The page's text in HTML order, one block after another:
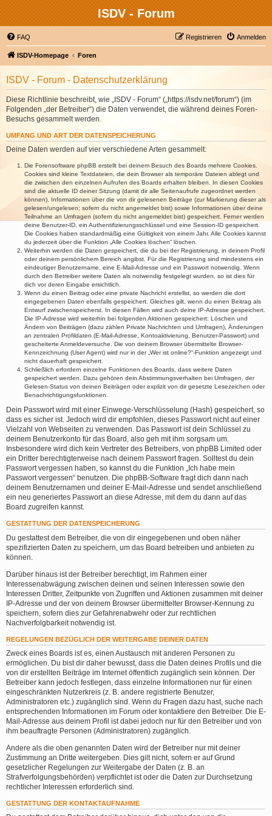
ISDV - Forum
FAQ Anmelden
Registrieren
ISDV-Homepage Foren
ISDV - Forum - Datenschutzerklärung
Diese Richtlinie beschreibt, wie „ISDV - Forum“ („https://isdv.net/forum“) (im
Folgenden „der Betreiber“) die Daten verwendet, die während deines Foren-
Besuchs gesammelt werden.
UMFANG UND ART DER DATENSPEICHERUNG
Deine Daten werden auf vier verschiedene Arten gesammelt:
Die Forensoftware phpBB erstellt bei deinem Besuch des Boards mehrere Cookies.
Cookies sind kleine Textdateien, die dein Browser als temporäre Dateien ablegt und
die zwischen den einzelnen Aufrufen des Boards erhalten bleiben. In diesen Cookies
sind die aktuelle ID deiner Sitzung (damit dir alle Seitenaufrufe zugeordnet werden
können), Informationen über die von dir gelesenen Beiträge (zur Markierung dieser als
gelesen/ungelesen; sofern du nicht angemeldet bist) sowie Informationen über deine
Teilnahme an Umfragen (sofern du nicht angemeldet bist) gespeichert. Ferner werden
deine Benutzer-ID, ein Authentifizierungsschlüssel und eine Session-ID gespeichert.
Die Cookies haben standardmäßig eine Gültigkeit von einem Jahr. Alle Cookies kannst
du jederzeit über die Funktion „Alle Cookies löschen“ löschen.
Weiterhin werden die Daten gespeichert, die du bei der Registrierung, in deinem Profil
oder deinem persönlichem Bereich angibst. Für die Registrierung sind mindestens ein
eindeutiger Benutzername, eine E-Mail-Adresse und ein Passwort notwendig. Wenn
durch den Betreiber weitere Daten als notwendig festgelegt wurden, so ist dies für
dich vor deren Eingabe ersichtlich.
Wenn du einen Beitrag oder eine private Nachricht erstellst, so werden die dort
eingegebenen Daten ebenfalls gespeichert. Gleiches gilt, wenn du einen Beitrag als
Entwurf zwischenspeicherst. In diesen Fällen wird auch deine IP-Adresse gespeichert.
Die IP-Adresse wird weiterhin bei folgenden Aktionen gespeichert: Löschen und
Ändern von Beiträgen (dazu zählen Private Nachrichten und Umfragen), Änderungen
an zentralen Profildaten (E-Mail-Adresse, Kontoaktivierung, Benutzer-Passwort) und
gescheiterte Anmeldeversuche. Die von deinem Browser übermittelte Browser-
Kennzeichnung (User Agent) wird nur in der „Wer ist online?“-Funktion angezeigt und
nicht dauerhaft gespeichert.
Schließlich erfordern einzelne Funktionen des Boards, dass weitere Daten
gespeichert werden. Dazu gehören dein Abstimmungsverhalten bei Umfragen, der
Gelesen-Status von deinen Beiträgen oder explizit von dir gesetzte Lesezeichen oder
Benachrichtigungsfunktionen.
Dein Passwort wird mit einer Einwege-Verschlüsselung (Hash) gespeichert, so
dass es sicher ist. Jedoch wird dir empfohlen, dieses Passwort nicht auf einer
Vielzahl von Webseiten zu verwenden. Das Passwort ist dein Schlüssel zu
deinem Benutzerkonto für das Board, also geh mit ihm sorgsam um.
Insbesondere wird dich kein Vertreter des Betreibers, von phpBB Limited oder
ein Dritter berechtigterweise nach deinem Passwort fragen. Solltest du dein
Passwort vergessen haben, so kannst du die Funktion „Ich habe mein
Passwort vergessen“ benutzen. Die phpBB-Software fragt dich dann nach
deinem Benutzernamen und deiner E-Mail-Adresse und sendet anschließend
ein neu generiertes Passwort an diese Adresse, mit dem du dann auf das
Board zugreifen kannst.
GESTATTUNG DER DATENSPEICHERUNG
Du gestattest dem Betreiber, die von dir eingegebenen und oben näher
spezifizierten Daten zu speichern, um das Board betreiben und anbieten zu
können.
Darüber hinaus ist der Betreiber berechtigt, im Rahmen einer
Interessenabwägung zwischen deinen und seinen Interessen sowie den
Interessen Dritter, Zeitpunkte von Zugriffen und Aktionen zusammen mit deiner
IP-Adresse und der von deinem Browser übermittelter Browser-Kennung zu
speichern, sofern dies zur Gefahrenabwehr oder zur rechtlichen
Nachverfolgbarkeit notwendig ist.
REGELUNGEN BEZÜGLICH DER WEITERGABE DEINER DATEN
Zweck eines Boards ist es, einen Austausch mit anderen Personen zu
ermöglichen. Du bist dir daher bewusst, dass die Daten deines Profils und die
von dir erstellten Beiträge im Internet öffentlich zugänglich sein können. Der
Betreiber kann jedoch festlegen, dass einzelne Informationen nur für einen
eingeschränkten Nutzerkreis (z. B. andere registrierte Benutzer,
Administratoren etc.) zugänglich sind. Wenn du Fragen dazu hast, suche nach
entsprechenden Informationen im Forum oder kontaktiere den Betreiber. Die E-
Mail-Adresse aus deinem Profil ist dabei jedoch nur für den Betreiber und von
ihm beauftragte Personen (Administratoren) zugänglich.
Andere als die oben genannten Daten wird der Betreiber nur mit deiner
Zustimmung an Dritte weitergeben. Dies gilt nicht, sofern er auf Grund
gesetzlicher Regelungen zur Weitergabe der Daten (z. B. an
Strafverfolgungsbehörden) verpflichtet ist oder die Daten zur Durchsetzung
rechtlicher Interessen erforderlich sind.
GESTATTUNG DER KONTAKTAUFNAHME